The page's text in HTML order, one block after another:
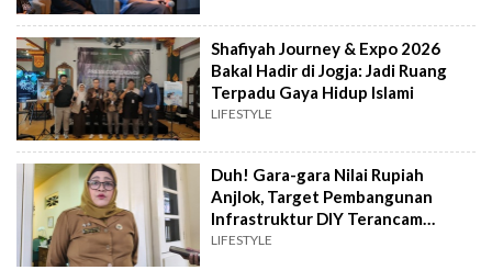
Shafiyah Journey & Expo 2026
Bakal Hadir di Jogja: Jadi Ruang
Terpadu Gaya Hidup Islami
LIFESTYLE
Duh! Gara-gara Nilai Rupiah
Anjlok, Target Pembangunan
Infrastruktur DIY Terancam
Meleset
LIFESTYLE